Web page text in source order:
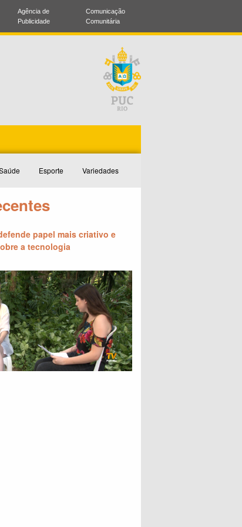
Agência de
Publicidade
Comunicação
Comunitária
Esporte Variedades
papel mais criativo e
a tecnologia